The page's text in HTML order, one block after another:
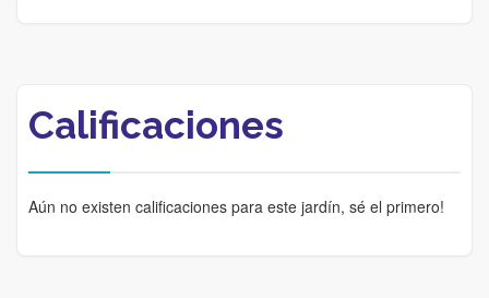
Calificaciones
Aún no existen calificaciones para este jardín, sé el primero!